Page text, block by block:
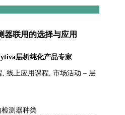
联用的选择与应用
层析纯化产品专家
线上应用课程, 市场活动 – 层
测器种类